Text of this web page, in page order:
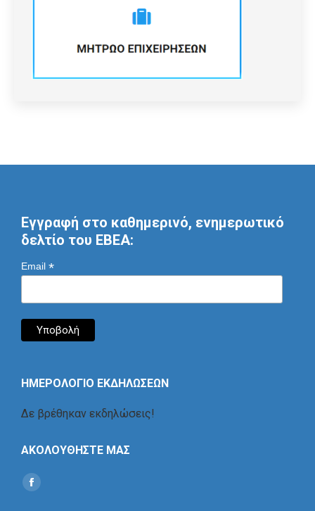
Εγγραφή στο καθημερινό, ενημερωτικό
δελτίο του ΕΒΕΑ:
Email *
ΗΜΕΡΟΛΟΓΙΟ ΕΚΔΗΛΩΣΕΩΝ
Δε βρέθηκαν εκδηλώσεις!
ΑΚΟΛΟΥΘΗΣΤΕ ΜΑΣ
Find us on:
Social